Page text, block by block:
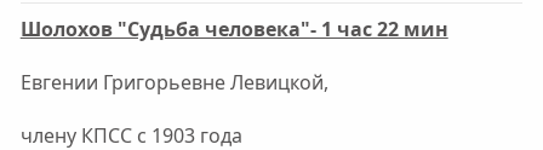
ы
л
Шолохов "Судьба человека"- 1 час 22 мин
Евгении Григорьевне Левицкой,
члену КПСС с 1903 года